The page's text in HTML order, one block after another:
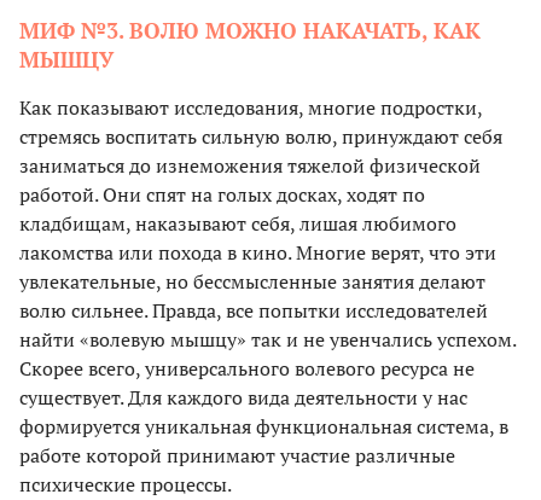
МИФ №3. ВОЛЮ МОЖНО НАКАЧАТЬ, КАК
МЫШЦУ
Как показывают исследования, многие подростки,
стремясь воспитать сильную волю, принуждают себя
заниматься до изнеможения тяжелой физической
работой. Они спят на голых досках, ходят по
кладбищам, наказывают себя, лишая любимого
лакомства или похода в кино. Многие верят, что эти
увлекательные, но бессмысленные занятия делают
волю сильнее. Правда, все попытки исследователей
найти «волевую мышцу» так и не увенчались успехом.
Скорее всего, универсального волевого ресурса не
существует. Для каждого вида деятельности у нас
формируется уникальная функциональная система, в
работе которой принимают участие различные
психические процессы.